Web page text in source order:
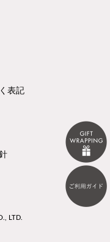
表記
LTD.